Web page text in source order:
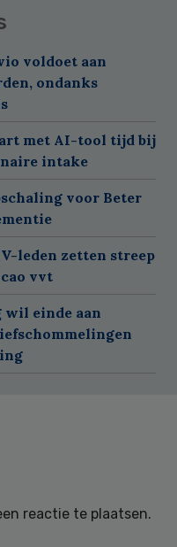
voldoet aan
ondanks
met AI-tool tijd bij
intake
voor Beter
leden zetten streep
vvt
wil einde aan
reactie te plaatsen.